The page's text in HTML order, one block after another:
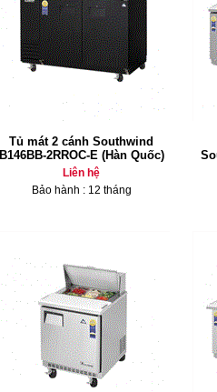
Tủ mát 2 cánh Southwind
B146BB-2RROC-E (Hàn Quốc)
Liên hệ
Bảo hành : 12 tháng